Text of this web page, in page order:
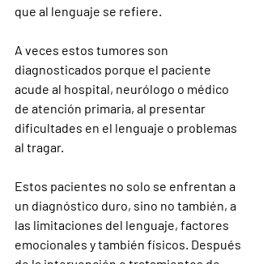
que al lenguaje se refiere.
A veces estos tumores son
diagnosticados porque el paciente
acude al hospital, neurólogo o médico
de atención primaria, al presentar
dificultades en el lenguaje o problemas
al tragar.
Estos pacientes no solo se enfrentan a
un diagnóstico duro, sino no también, a
las limitaciones del lenguaje, factores
emocionales y también físicos. Después